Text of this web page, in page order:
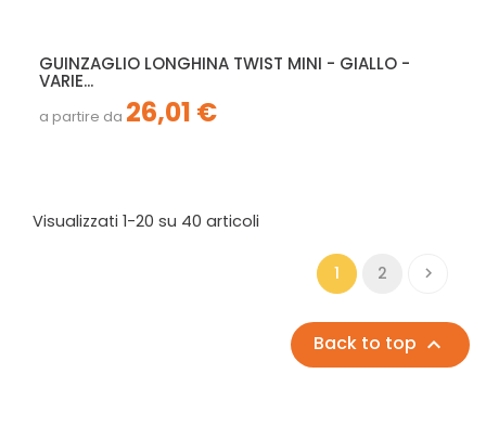
GUINZAGLIO LONGHINA TWIST MINI - GIALLO -
VARIE...
a partire da 26,01 €
Visualizzati 1-20 su 40 articoli
1 2 
Back to top 